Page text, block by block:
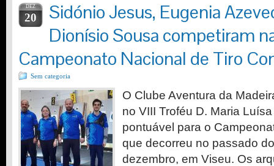
DEZ
20
Sidónio Jesus, Eugenia
Dionísio Sousa competiram
Campeonato Nacional de Tiro
Sem categoria
O Clube Aventura da
no VIII Troféu D. Maria
pontuável para o
que decorreu no passado
dezembro, em Viseu. Os